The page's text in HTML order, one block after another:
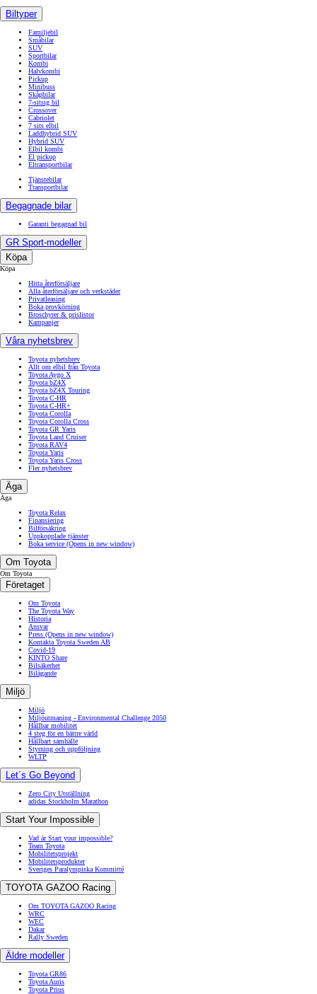
Biltyper
Familjebil
Småbilar
SUV
Sportbilar
Kombi
Halvkombi
Pickup
Minibuss
Skåpbilar
7-sitsig bil
Crossover
Cabriolet
7 sits elbil
Laddhybrid SUV
Hybrid SUV
Elbil kombi
El pickup
Eltransportbilar
Tjänstebilar
Transportbilar
Begagnade bilar
Garanti begagnad bil
GR Sport-modeller
Köpa
Köpa
Hitta återförsäljare
Alla återförsäljare och verkstäder
Privatleasing
Boka provkörning
Broschyrer & prislistor
Kampanjer
Våra nyhetsbrev
Toyota nyhetsbrev
Allt om elbil från Toyota
Toyota Aygo X
Toyota bZ4X
Toyota bZ4X Touring
Toyota C-HR
Toyota C-HR+
Toyota Corolla
Toyota Corolla Cross
Toyota GR Yaris
Toyota Land Cruiser
Toyota RAV4
Toyota Yaris
Toyota Yaris Cross
Fler nyhetsbrev
Äga
Äga
Toyota Relax
Finansiering
Bilförsäkring
Uppkopplade tjänster
Boka service (Opens in new window)
Om Toyota
Om Toyota
Företaget
Om Toyota
The Toyota Way
Historia
Ansvar
Press (Opens in new window)
Kontakta Toyota Sweden AB
Covid-19
KINTO Share
Bilsäkerhet
Bilägande
Miljö
Miljö
Miljöutmaning - Environmental Challenge 2050
Hållbar mobilitet
4 steg för en bättre värld
Hållbart samhälle
Styrning och uppföljning
WLTP
Let´s Go Beyond
Zero City Utställning
adidas Stockholm Marathon
Start Your Impossible
Vad är Start your impossible?
Team Toyota
Mobilitetsprojekt
Mobilitetsprodukter
Sveriges Paralympiska Kommitté
TOYOTA GAZOO Racing
Om TOYOTA GAZOO Racing
WRC
WEC
Dakar
Rally Sweden
Äldre modeller
Toyota GR86
Toyota Auris
Toyota Prius